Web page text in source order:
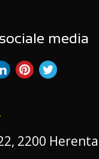
media
2200